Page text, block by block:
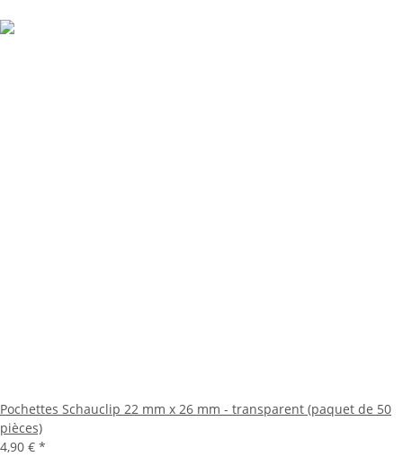
Pochettes Schauclip 22 mm x 26 mm - transparent (paquet de 50
pièces)
4,90 € *